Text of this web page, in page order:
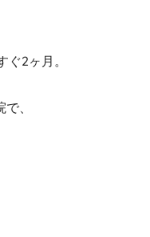
2ヶ月。
、